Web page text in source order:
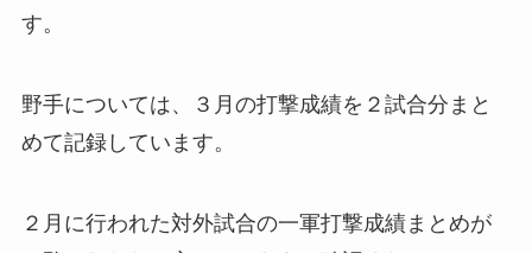
す。
野手については、３月の打撃成績を２試合分まと
めて記録しています。
２月に行われた対外試合の一軍打撃成績まとめが